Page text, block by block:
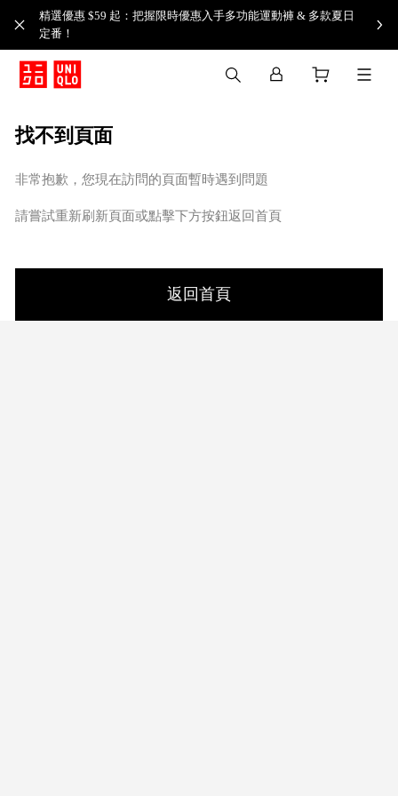
精選優惠 $59 起：把握限時優惠入手多功能運動褲 & 多款夏日
定番！​
找不到頁面
非常抱歉，您現在訪問的頁面暫時遇到問題
請嘗試重新刷新頁面或點擊下方按鈕返回首頁
返回首頁